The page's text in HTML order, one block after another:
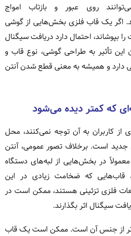
روی عبور و بازتاب امواج
اگر یک قاب فلزی بخش‌هایی از گوشی
بپوشاند، احتمال دارد دریافت سیگنال
این تأثیر به طراحی گوشی، نوع قاب و
دارد و همیشه به معنی قطع شدن آنتن
که کمتر دیده می‌شود
از کاربران به آن توجه نمی‌کنند، محل
جدید است. برخلاف تصور عمومی، آنتن
در بخش‌هایی از لبه‌های دستگاه
قاب‌هایی که ضخامت زیادی در این
فلزی تزئینی هستند، ممکن است در
سیگنال اثر بگذارند.
از جنس آن است. ممکن است یک قاب